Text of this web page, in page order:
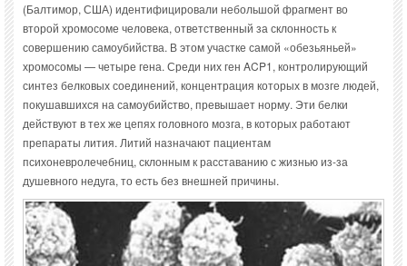
(Балтимор, США) идентифицировали небольшой фрагмент во
второй хромосоме человека, ответственный за склонность к
совершению самоубийства. В этом участке самой «обезьяньей»
хромосомы — четыре гена. Среди них ген ACP1, контролирующий
синтез белковых соединений, концентрация которых в мозге людей,
покушавшихся на самоубийство, превышает норму. Эти белки
действуют в тех же цепях головного мозга, в которых работают
препараты лития. Литий назначают пациентам
психоневролечебниц, склонным к расставанию с жизнью из-за
душевного недуга, то есть без внешней причины.